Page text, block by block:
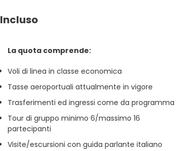
Incluso
La quota comprende:
Voli di linea in classe economica
Tasse aeroportuali attualmente in vigore
Trasferimenti ed ingressi come da programma
Tour di gruppo minimo 6/massimo 16
partecipanti
Visite/escursioni con guida parlante italiano